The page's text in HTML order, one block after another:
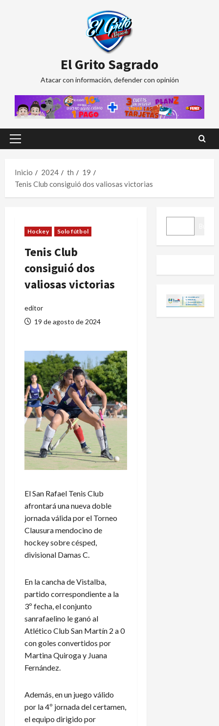
El Grito Sagrado
Atacar con información, defender con opinión
Menú
Inicio
2024 th
19
Tenis Club consiguió dos valiosas victorias
Hockey Solo fútbol
Tenis Club
consiguió dos
valiosas victorias
editor
19 de agosto de 2024
El San Rafael Tenis Club
afrontará una nueva doble
jornada válida por el Torneo
Clausura mendocino de
hockey sobre césped,
divisional Damas C.
En la cancha de Vistalba,
partido correspondiente a la
3º fecha, el conjunto
sanrafaelino le ganó al
Atlético Club San Martín 2 a 0
con goles convertidos por
Martina Quiroga y Juana
Fernández.
Además, en un juego válido
por la 4º jornada del certamen,
el equipo dirigido por